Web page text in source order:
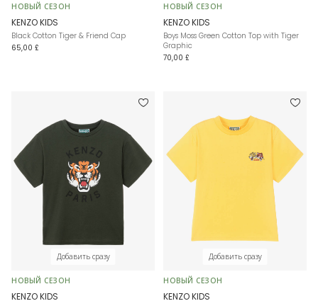
НОВЫЙ СЕЗОН
KENZO KIDS
Black Cotton Tiger & Friend Cap
65,00 £
НОВЫЙ СЕЗОН
KENZO KIDS
Boys Moss Green Cotton Top with Tiger
Graphic
70,00 £
Добавить сразу
НОВЫЙ СЕЗОН
KENZO KIDS
Добавить сразу
НОВЫЙ СЕЗОН
KENZO KIDS